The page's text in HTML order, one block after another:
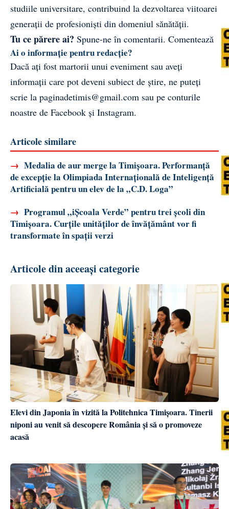
studiile universitare, contribuind la dezvoltarea viitoarei
generații de profesioniști din domeniul sănătății.
Tu ce părere ai? Spune-ne în comentarii. Comentează
Ai o informație pentru redacție?
Dacă ați fost martorii unui eveniment sau aveți
informații care pot deveni subiect de știre, ne puteți
scrie la paginadetimis@gmail.com sau pe conturile
noastre de Facebook și Instagram.
Articole similare
→ Medalia de aur merge la Timișoara. Performanță
de excepție la Olimpiada Internațională de Inteligență
Artificială pentru un elev de la „C.D. Loga”
→ Programul „iȘcoala Verde” pentru trei școli din
Timișoara. Curțile unităților de învățământ vor fi
transformate în spații verzi
Articole din aceeași categorie
Elevi din Japonia în vizită la Politehnica Timișoara. Tinerii
niponi au venit să descopere România și să o promoveze
acasă